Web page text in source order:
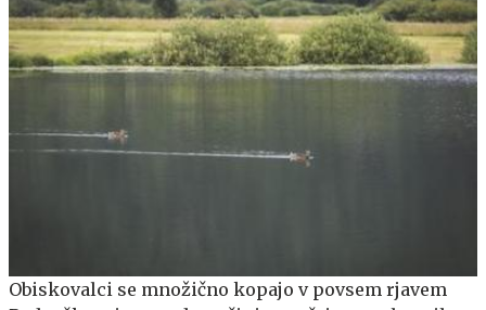
Obiskovalci se množično kopajo v povsem rjavem